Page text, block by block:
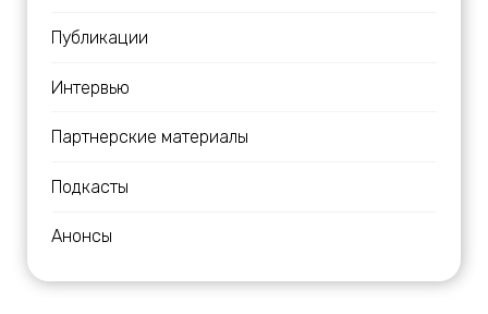
Публикации
Интервью
Партнерские материалы
Подкасты
Анонсы